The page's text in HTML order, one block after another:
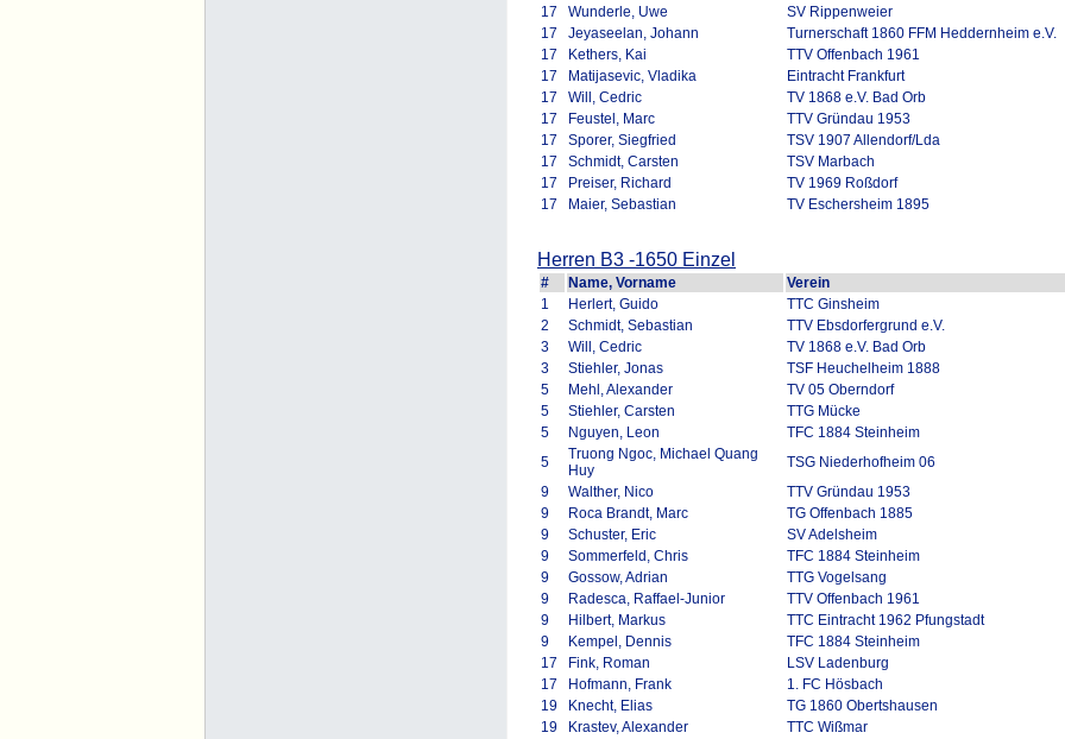
17
Wunderle, Uwe
SV Rippenweier
17
Jeyaseelan, Johann
Turnerschaft 1860 FFM Heddernheim e.V.
17
Kethers, Kai
TTV Offenbach 1961
17
Matijasevic, Vladika
Eintracht Frankfurt
17
Will, Cedric
TV 1868 e.V. Bad Orb
17
Feustel, Marc
TTV Gründau 1953
17
Sporer, Siegfried
TSV 1907 Allendorf/Lda
17
Schmidt, Carsten
TSV Marbach
17
Preiser, Richard
TV 1969 Roßdorf
17
Maier, Sebastian TV Eschersheim 1895
Herren B3 -1650 Einzel
# Name, Vorname
Verein
1
Herlert, Guido
TTC Ginsheim
2
Schmidt, Sebastian
TTV Ebsdorfergrund e.V.
3
Will, Cedric
TV 1868 e.V. Bad Orb
3
Stiehler, Jonas
TSF Heuchelheim 1888
5
Mehl, Alexander
TV 05 Oberndorf
5
Stiehler, Carsten
TTG Mücke
5
Nguyen, Leon
TFC 1884 Steinheim
5
Truong Ngoc, Michael Quang
Huy
TSG Niederhofheim 06
9
Walther, Nico
TTV Gründau 1953
9
Roca Brandt, Marc
TG Offenbach 1885
9
Schuster, Eric
SV Adelsheim
9
Sommerfeld, Chris
TFC 1884 Steinheim
9
Gossow, Adrian
TTG Vogelsang
9
Radesca, Raffael-Junior
TTV Offenbach 1961
9
Hilbert, Markus
TTC Eintracht 1962 Pfungstadt
9
Kempel, Dennis
TFC 1884 Steinheim
17
Fink, Roman
LSV Ladenburg
17
Hofmann, Frank
1. FC Hösbach
19
Knecht, Elias
TG 1860 Obertshausen
19
Krastev, Alexander
TTC Wißmar